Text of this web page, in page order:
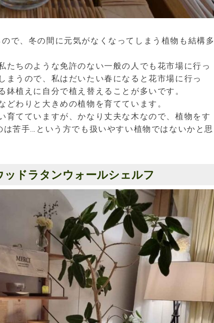
で、冬の間に元気がなくなってしまう植物も結構多
たちのような免許のない一般の人でも花市場に行っ
まうので、私はだいたい春になると花市場に行っ
鉢植えに自分で植え替えることが多いです。
わりと大きめの植物を育てています。
育てていますが、かなり丈夫な木なので、植物をす
苦手…という方でも扱いやすい植物ではないかと思
ッドラタンウォールシェルフ